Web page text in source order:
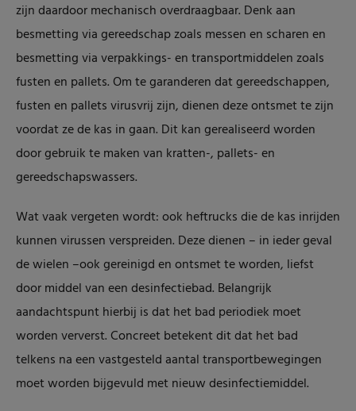
zijn daardoor mechanisch overdraagbaar. Denk aan
besmetting via gereedschap zoals messen en scharen en
besmetting via verpakkings- en transportmiddelen zoals
fusten en pallets. Om te garanderen dat gereedschappen,
fusten en pallets virusvrij zijn, dienen deze ontsmet te zijn
voordat ze de kas in gaan. Dit kan gerealiseerd worden
door gebruik te maken van kratten-, pallets- en
gereedschapswassers.
Wat vaak vergeten wordt: ook heftrucks die de kas inrijden
kunnen virussen verspreiden. Deze dienen – in ieder geval
de wielen –ook gereinigd en ontsmet te worden, liefst
door middel van een desinfectiebad. Belangrijk
aandachtspunt hierbij is dat het bad periodiek moet
worden ververst. Concreet betekent dit dat het bad
telkens na een vastgesteld aantal transportbewegingen
moet worden bijgevuld met nieuw desinfectiemiddel.